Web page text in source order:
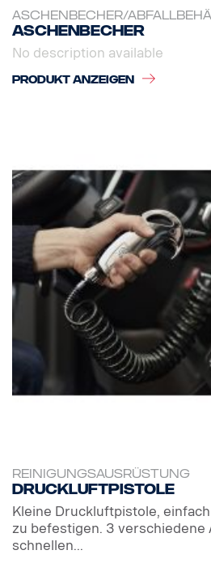
ASCHENBECHER/
Aschenbecher
No description available
PRODUKT ANZEIGEN
REINIGUNGSAUSRÜSTUNG
Druckluftpistole
Kleine Druckluftpistole,
zu befestigen. 3 verschiedene
schnellen...